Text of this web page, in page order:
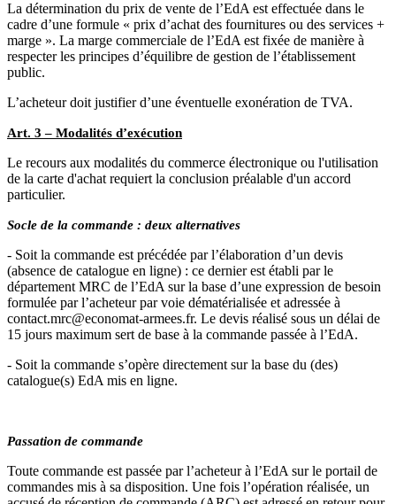
La détermination du prix de vente de l’EdA est effectuée dans le
cadre d’une formule « prix d’achat des fournitures ou des services +
marge ». La marge commerciale de l’EdA est fixée de manière à
respecter les principes d’équilibre de gestion de l’établissement
public.
L’acheteur doit justifier d’une éventuelle exonération de TVA.
Art. 3 – Modalités d’exécution
Le recours aux modalités du commerce électronique ou l'utilisation
de la carte d'achat requiert la conclusion préalable d'un accord
particulier.
Socle de la commande : deux alternatives
- Soit la commande est précédée par l’élaboration d’un devis
(absence de catalogue en ligne) : ce dernier est établi par le
département MRC de l’EdA sur la base d’une expression de besoin
formulée par l’acheteur par voie dématérialisée et adressée à
contact.mrc@economat-armees.fr. Le devis réalisé sous un délai de
15 jours maximum sert de base à la commande passée à l’EdA.
- Soit la commande s’opère directement sur la base du (des)
catalogue(s) EdA mis en ligne.
Passation de commande
Toute commande est passée par l’acheteur à l’EdA sur le portail de
commandes mis à sa disposition. Une fois l’opération réalisée, un